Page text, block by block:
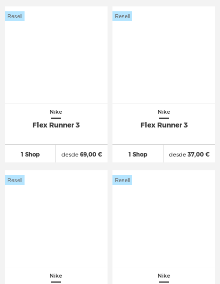
Nike
Flex Runner 3
1 Shop
Resell
desde69,00 €
Nike
Flex Runner 3
1 Shop
Resell
desde 37,00 €
Nike
Resell
Nike
Resell